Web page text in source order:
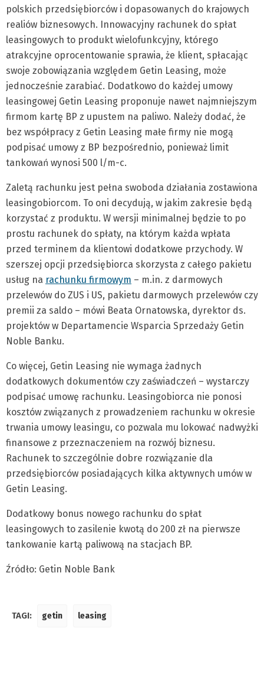
polskich przedsiębiorców i dopasowanych do krajowych
realiów biznesowych. Innowacyjny rachunek do spłat
leasingowych to produkt wielofunkcyjny, którego
atrakcyjne oprocentowanie sprawia, że klient, spłacając
swoje zobowiązania względem Getin Leasing, może
jednocześnie zarabiać. Dodatkowo do każdej umowy
leasingowej Getin Leasing proponuje nawet najmniejszym
firmom kartę BP z upustem na paliwo. Należy dodać, że
bez współpracy z Getin Leasing małe firmy nie mogą
podpisać umowy z BP bezpośrednio, ponieważ limit
tankowań wynosi 500 l/m-c.
Zaletą rachunku jest pełna swoboda działania zostawiona
leasingobiorcom. To oni decydują, w jakim zakresie będą
korzystać z produktu. W wersji minimalnej będzie to po
prostu rachunek do spłaty, na którym każda wpłata
przed terminem da klientowi dodatkowe przychody. W
szerszej opcji przedsiębiorca skorzysta z całego pakietu
usług na rachunku firmowym – m.in. z darmowych
przelewów do ZUS i US, pakietu darmowych przelewów czy
premii za saldo – mówi Beata Ornatowska, dyrektor ds.
projektów w Departamencie Wsparcia Sprzedaży Getin
Noble Banku.
Co więcej, Getin Leasing nie wymaga żadnych
dodatkowych dokumentów czy zaświadczeń – wystarczy
podpisać umowę rachunku. Leasingobiorca nie ponosi
kosztów związanych z prowadzeniem rachunku w okresie
trwania umowy leasingu, co pozwala mu lokować nadwyżki
finansowe z przeznaczeniem na rozwój biznesu.
Rachunek to szczególnie dobre rozwiązanie dla
przedsiębiorców posiadających kilka aktywnych umów w
Getin Leasing.
Dodatkowy bonus nowego rachunku do spłat
leasingowych to zasilenie kwotą do 200 zł na pierwsze
tankowanie kartą paliwową na stacjach BP.
Źródło: Getin Noble Bank
TAGI: getin leasing